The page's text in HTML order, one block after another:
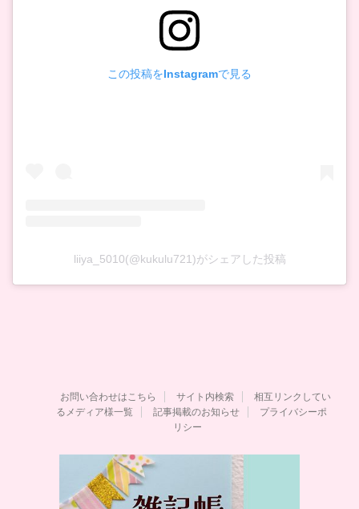
この投稿をInstagramで見る
liiya_5010(@kukulu721)がシェアした投稿
お問い合わせはこちら サイト内検索
相互リンクしてい
るメディア様一覧
記事掲載のお知らせ
プライバシーポ
リシー